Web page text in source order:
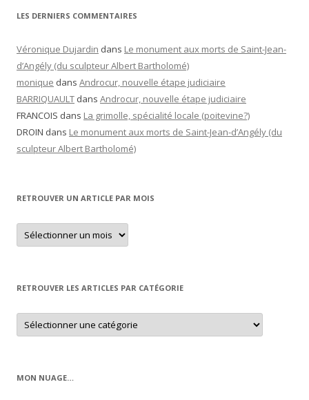
LES DERNIERS COMMENTAIRES
Véronique Dujardin dans Le monument aux morts de Saint-Jean-
d’Angély (du sculpteur Albert Bartholomé)
monique dans Androcur, nouvelle étape judiciaire
BARRIQUAULT dans Androcur, nouvelle étape judiciaire
FRANCOIS dans La grimolle, spécialité locale (poitevine?)
DROIN dans Le monument aux morts de Saint-Jean-d’Angély (du
sculpteur Albert Bartholomé)
RETROUVER UN ARTICLE PAR MOIS
Retrouver
un
article
RETROUVER LES ARTICLES PAR CATÉGORIE
Retrouver
les
articles
MON NUAGE…